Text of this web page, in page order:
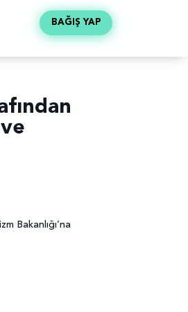
BAĞIŞ YAP
Bakanlığı’na